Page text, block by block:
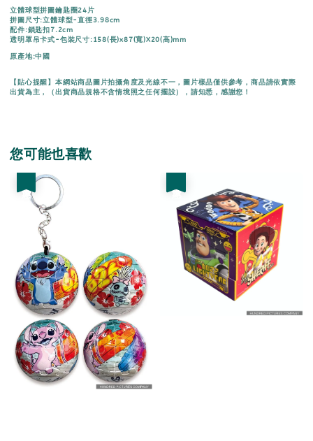
立體球型拼圖鑰匙圈24片
拼圖尺寸:立體球型-直徑3.98cm
配件:鎖匙扣7.2cm
透明罩吊卡式-包裝尺寸:158(長)x87(寬)X20(高)mm
原產地:中國
【貼心提醒】本網站商品圖片拍攝角度及光線不一，圖片樣品僅供參考，商品請依實際
出貨為主，（出貨商品規格不含情境照之任何擺設），請知悉，感謝您！
您可能也喜歡